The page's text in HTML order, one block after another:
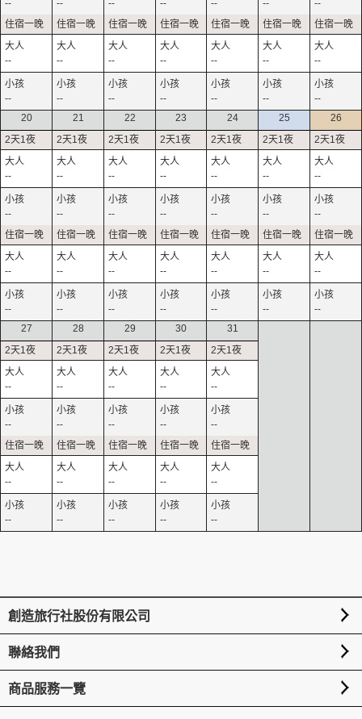
--
--
--
--
--
--
--
--
--
--
--
--
--
--
--
--
--
--
--
--
--
20
--
--
--
--
21
--
--
--
--
22
--
--
--
--
23
--
--
--
--
24
--
--
--
--
25
--
--
--
--
26
--
--
--
--
27
--
--
--
--
28
--
--
--
--
29
--
--
--
--
30
--
--
--
--
31
--
--
--
--
創造旅行社股份有限公司
聯絡我們
商品服務一覽